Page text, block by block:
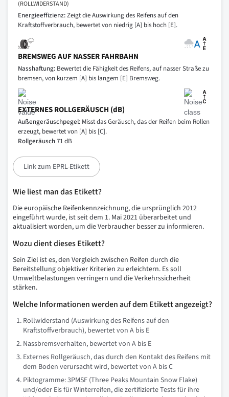
(ROLLWIDERSTAND)
Energieeffizienz:Zeigt die Auswirkung des Reifens auf den
Kraftstoffverbrauch, bewertet von niedrig [A] bis hoch [E].
BREMSWEG AUF NASSER FAHRBAHN
Nasshaftung: Bewertet die Fähigkeit des Reifens, auf nasser Straße zu
bremsen, von kurzem [A] bis langem [E] Bremsweg.
EXTERNES ROLLGERÄUSCH (dB)
Außengeräuschpegel: Misst das Geräusch, das der Reifen beim Rollen
erzeugt, bewertet von [A] bis [C].
Rollgeräusch71 dB
Link zum EPRL-Etikett
Wie liest man das Etikett?
Die europäische Reifenkennzeichnung, die ursprünglich 2012
eingeführt wurde, ist seit dem 1. Mai 2021 überarbeitet und
aktualisiert worden, um die Verbraucher besser zu informieren.
Wozu dient dieses Etikett?
Sein Ziel ist es, den Vergleich zwischen Reifen durch die
Bereitstellung objektiver Kriterien zu erleichtern. Es soll
Umweltbelastungen verringern und die Verkehrssicherheit
stärken.
Welche Informationen werden auf dem Etikett angezeigt?
Rollwiderstand (Auswirkung des Reifens auf den
Kraftstoffverbrauch), bewertet von A bis E
Nassbremsverhalten, bewertet von A bis E
Externes Rollgeräusch, das durch den Kontakt des Reifens mit
dem Boden verursacht wird, bewertet von A bis C
Piktogramme: 3PMSF (Three Peaks Mountain Snow Flake)
und/oder Eis für Winterreifen, die zertifizierte Tests für ihre